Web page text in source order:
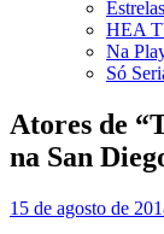
HEA
Na
Só
Atores de
na San
15 de agosto de